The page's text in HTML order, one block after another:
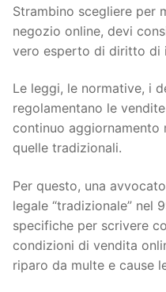
Strambino scegliere per
negozio online, devi
vero esperto di diritto di
Le leggi, le normative, i
regolamentano le
continuo
quelle tradizionali.
Per questo, una
legale “tradizionale” nel
specifiche per scrivere
condizioni di vendita
riparo da multe e cause